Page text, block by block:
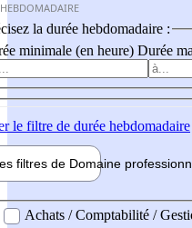
la durée hebdomadaire :
minimale (en heure) Durée
le filtre de durée hebdomadaire
filtres de Domaine pro
professionel
Achats / Comptabilité /